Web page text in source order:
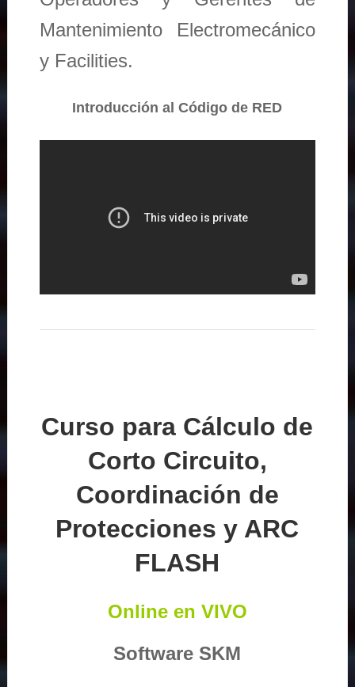
Mantenimiento Electromecánico
y Facilities.
Introducción al Código de RED
Curso para Cálculo de
Corto Circuito,
Coordinación de
Protecciones y ARC
FLASH
Online en VIVO
Software SKM